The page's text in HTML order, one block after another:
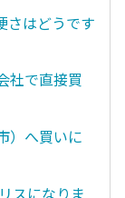
さはどうです
社で直接買
）へ買いに
スになりま